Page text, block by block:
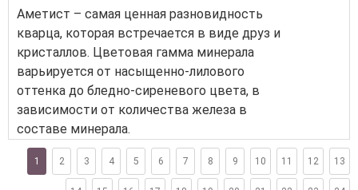
Аметист – самая ценная разновидность
кварца, которая встречается в виде друз и
кристаллов. Цветовая гамма минерала
варьируется от насыщенно-лилового
оттенка до бледно-сиреневого цвета, в
зависимости от количества железа в
составе минерала.
1 2 3 4 5 6 7 8 9 10 11 12 13